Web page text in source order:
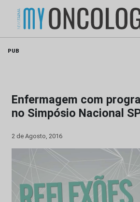
PUB
Enfermagem com
no Simpósio Nacional
2 de Agosto, 2016